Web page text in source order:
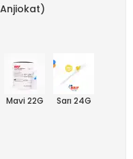
Mavi 22G Sarı 24G